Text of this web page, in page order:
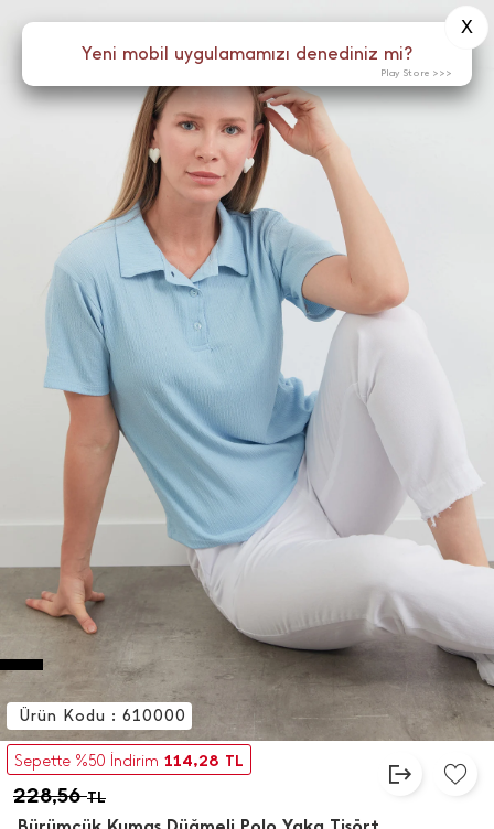
Menü
Sepette %50 İndirim 114,28 TL
228,56TL
Ürün Kodu : 610000
Yeni mobil uygulamamızı denediniz mi?
X
Play Store >>>